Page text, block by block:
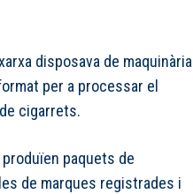
disposava de maquinària
per a processar el
cigarrets.
paquets de
de marques registrades i